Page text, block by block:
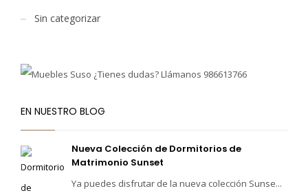
Sin categorizar
EN NUESTRO BLOG
Nueva Colección de Dormitorios de
Matrimonio Sunset
Ya puedes disfrutar de la nueva colección Sunse...